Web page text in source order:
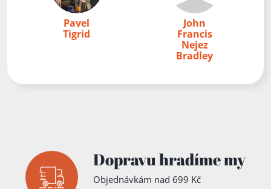
Pavel
Tigrid
John
Francis
Nejez
Bradley
Dopravu hradíme my
Objednávkám nad 699 Kč